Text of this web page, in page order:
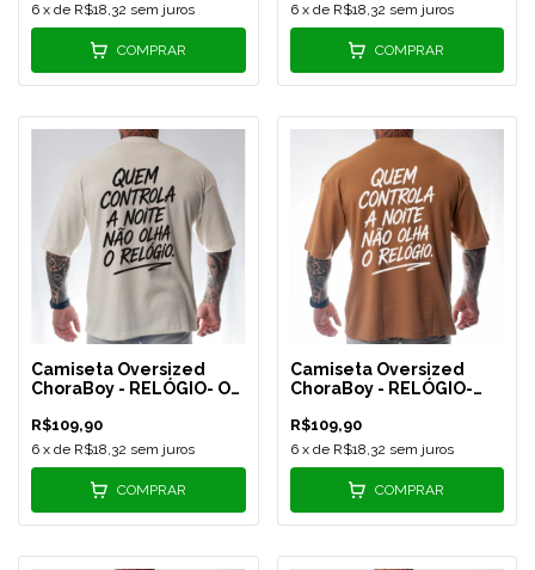
6 x de R$18,32 sem juros
COMPRAR
6 x de R$18,32 sem juros
COMPRAR
Camiseta Oversized
ChoraBoy - RELÓGIO- Off
R$109,90
6 x de R$18,32 sem juros
COMPRAR
Camiseta Oversized
ChoraBoy - RELÓGIO-
R$109,90
6 x de R$18,32 sem juros
COMPRAR